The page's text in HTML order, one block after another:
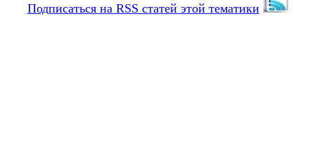
Подписаться на RSS статей этой тематики